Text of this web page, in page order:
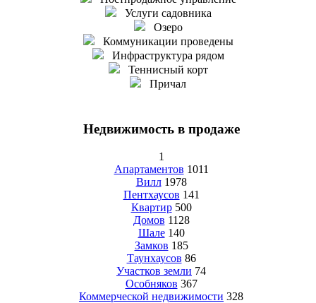
Услуги садовника
Озеро
Коммуникации проведены
Инфраструктура рядом
Теннисный корт
Причал
Недвижимость в продаже
1
Апартаментов 1011
Вилл 1978
Пентхаусов 141
Квартир 500
Домов 1128
Шале 140
Замков 185
Таунхаусов 86
Участков земли 74
Особняков 367
Коммерческой недвижимости 328